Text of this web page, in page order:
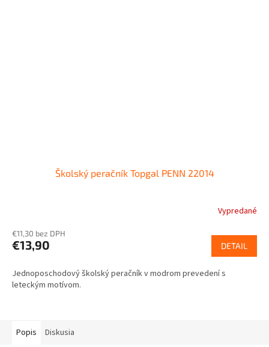
Školský peračník Topgal PENN 22014
Vypredané
€11,30 bez DPH
€13,90 DETAIL
Jednoposchodový školský peračník v modrom prevedení s
leteckým motívom.
Popis Diskusia